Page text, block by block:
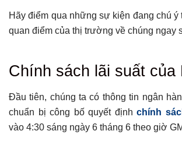
Hãy điểm qua những sự kiện đang chú ý
quan điểm của thị trường về chúng ngay
GDP Quý 1 của Úc
Tuyên bố chính sách của BOC
Dữ liệu lạm phát Trung Quốc
Chính sách lãi suất của
Đầu tiên, chúng ta có thông tin ngân
chuẩn bị công bố quyết địnhchính
vào 4:30 sáng ngày 6 tháng 6 theo giờ